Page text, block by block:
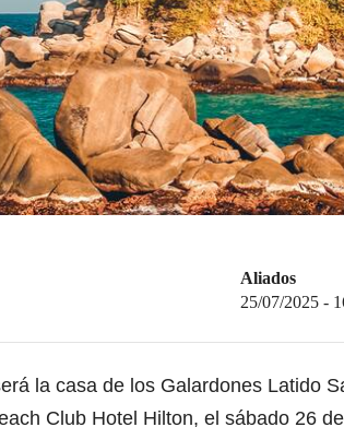
Aliados
25/07/2025 -
la casa de los Galardones Latido
Club Hotel Hilton, el sábado 26